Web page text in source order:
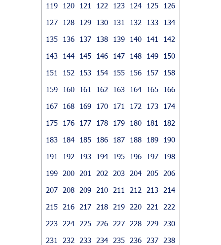
119
120 121 122 123 124 125
126
127
128 129 130 131 132 133
134
135
136 137 138 139 140 141
142
143
144 145 146 147 148 149
150
151
152 153 154 155 156 157
158
159
160 161 162 163 164 165
166
167
168 169 170 171 172 173
174
175
176 177 178 179 180 181
182
183
184 185 186 187 188 189
190
191
192 193 194 195 196 197
198
199
200 201 202 203 204 205
206
207
208 209 210 211 212 213
214
215
216 217 218 219 220 221
222
223
224 225 226 227 228 229
230
231
232 233 234 235 236 237
238